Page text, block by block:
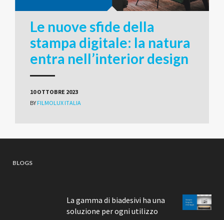
Le nuove sfide della
stampa digitale: la natura
entra nell’interior design
10 OTTOBRE 2023
BY FILMOLUX ITALIA
BLOGS
La gamma di biadesivi ha una
soluzione per ogni utilizzo